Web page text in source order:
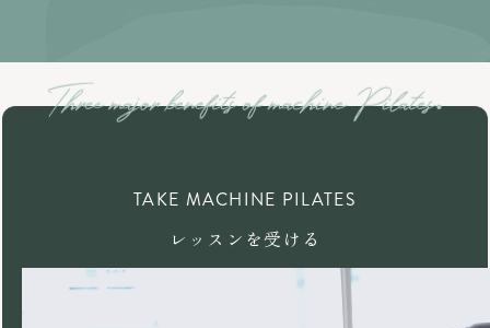
TAKE MACHINE PILATES
レッスンを受ける